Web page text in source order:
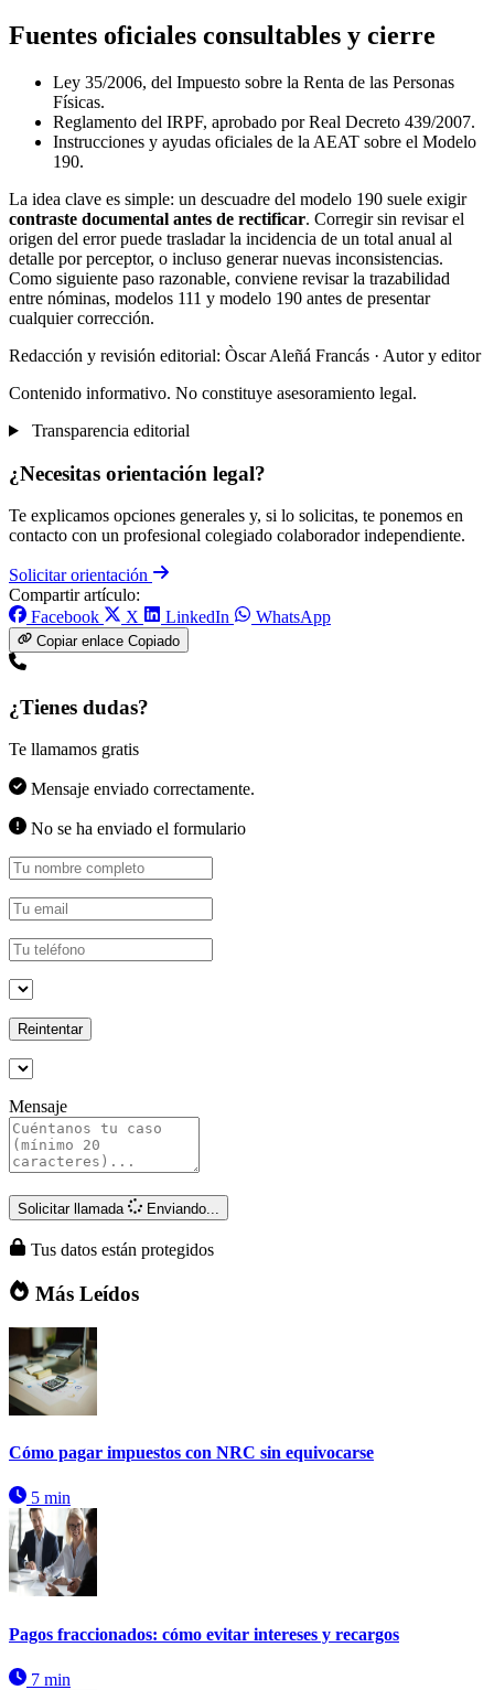
Fuentes oficiales consultables y cierre
Ley 35/2006, del Impuesto sobre la Renta de las Personas
Físicas.
Reglamento del IRPF, aprobado por Real Decreto 439/2007.
Instrucciones y ayudas oficiales de la AEAT sobre el Modelo
190.
La idea clave es simple: un descuadre del modelo 190 suele exigir
contraste documental antes de rectificar. Corregir sin revisar el
origen del error puede trasladar la incidencia de un total anual al
detalle por perceptor, o incluso generar nuevas inconsistencias.
Como siguiente paso razonable, conviene revisar la trazabilidad
entre nóminas, modelos 111 y modelo 190 antes de presentar
cualquier corrección.
Redacción y revisión editorial: Òscar Aleñá Francás · Autor y editor
Contenido informativo. No constituye asesoramiento legal.
Transparencia editorial
¿Necesitas orientación legal?
Te explicamos opciones generales y, si lo solicitas, te ponemos en
contacto con un profesional colegiado colaborador independiente.
Solicitar orientación
Compartir artículo:
Facebook
X LinkedIn WhatsApp
Copiar enlace Copiado
¿Tienes dudas?
Te llamamos gratis
Mensaje enviado correctamente.
No se ha enviado el formulario
Reintentar
Mensaje
Solicitar llamada Enviando...
Tus datos están protegidos
Más Leídos
Cómo pagar impuestos con NRC sin equivocarse
5 min
Pagos fraccionados: cómo evitar intereses y recargos
7 min